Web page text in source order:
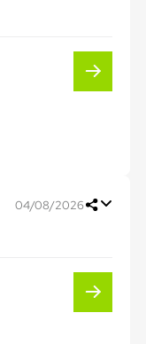
04/08/2026